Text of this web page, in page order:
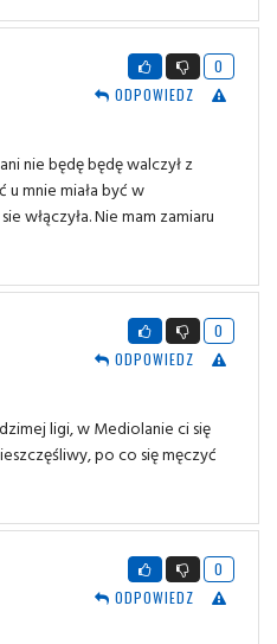
0
ODPOWIEDZ
nie będę będę walczył z
u mnie miała być w
włączyła. Nie mam zamiaru
0
ODPOWIEDZ
ligi, w Mediolanie ci się
po co się męczyć
0
ODPOWIEDZ